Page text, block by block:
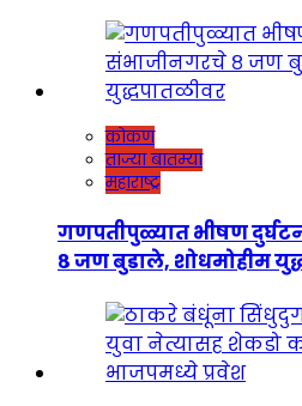
कोकण
ताज्या बातम्या
महाराष्ट्र
गणपतीपुळ्यात भीषण
८ जण बुडाले, शोधमोहीम